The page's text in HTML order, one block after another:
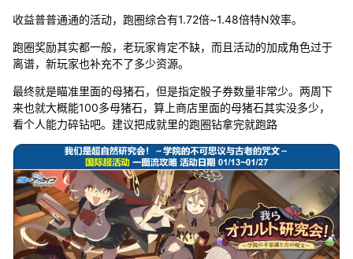
收益普普通通的活动，跑圈综合有1.72倍~1.48倍特N效率。
跑圈奖励其实都一般，老玩家肯定不缺，而且活动的加成角色过于
离谱，新玩家也补充不了多少资源。
最终就是瞄准里面的母猪石，但是指定骰子券数量非常少。两周下
来也就大概能100多母猪石，算上商店里面的母猪石其实没多少，
看个人能力碎钻吧。建议把成就里的跑圈钻拿完就跑路